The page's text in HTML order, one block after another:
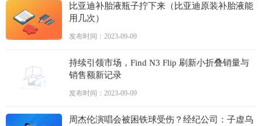
比亚迪补胎液瓶子拧下来（比亚迪原装补胎液能
用几次）
发布时间：2023-09-09
持续引领市场，Find N3 Flip 刷新小折叠销量与
销售额新记录
发布时间：2023-09-09
周杰伦演唱会被困铁球受伤？经纪公司：子虚乌